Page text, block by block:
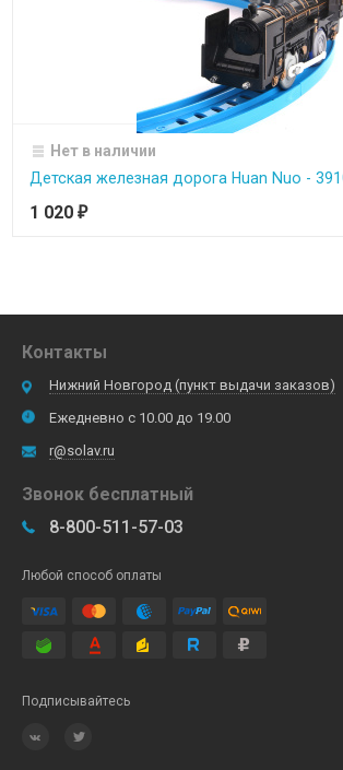
Нет в наличии
Детская железная дорога Huan Nuo -
1 020 ₽
Контакты
Нижний Новгород (пункт выдачи заказов)
Ежедневно с 10.00 до 19.00
r@solav.ru
Звонок бесплатный
8-800-511-57-03
Любой способ оплаты
Подписывайтесь